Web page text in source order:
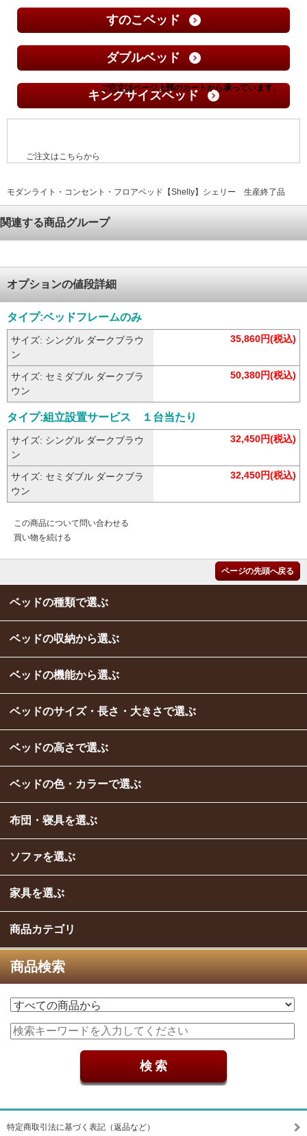
すのこベッド
ダブルベッド
キングサイズベッド
ご注文はこちらから
モダンライト・コンセント・フロアベッド【Shelly】シェリー 生産終了品
関連する商品グループ
オプションの値段詳細
タイプ:ベッドフレームのみ
サイズ: シングル ダークブラウ
ン
35,860円(税込)
サイズ: セミダブル ダークブラ
ウン
50,380円(税込)
タイプ:組立設置サービス １台当たり
サイズ: シングル ダークブラウ
ン
32,450円(税込)
サイズ: セミダブル ダークブラ
ウン
32,450円(税込)
この商品について問い合わせる
買い物を続ける
ページの先頭へ戻る
ベッドの種類で選ぶ
ベッドの収納から選ぶ
ベッドの機能から選ぶ
ベッドのサイズ・長さ・大きさで選ぶ
ベッドの高さで選ぶ
ベッドの色・カラーで選ぶ
布団・寝具を選ぶ
ソファを選ぶ
家具を選ぶ
商品カテゴリ
商品検索
特定商取引法に基づく表記（返品など）